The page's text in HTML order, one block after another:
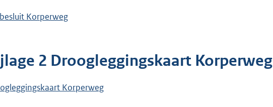
Korperweg
2 Droogleggingskaart Korperweg
Korperweg